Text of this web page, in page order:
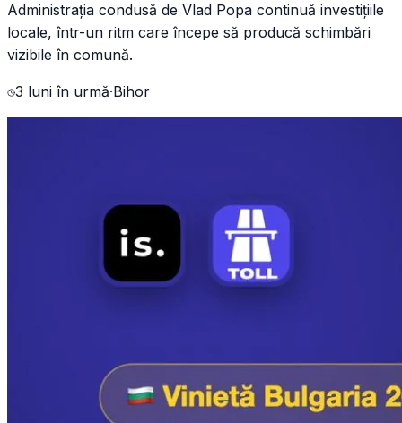
Administrația condusă de Vlad Popa continuă investițiile
locale, într-un ritm care începe să producă schimbări
vizibile în comună.
3 luni în urmă·Bihor